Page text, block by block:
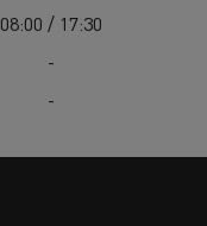
08:00 / 17:30
-
-